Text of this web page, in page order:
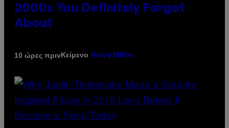
2000s You Definitely Forgot
About
10 ώρες πρινΚείμενο Haley Miller